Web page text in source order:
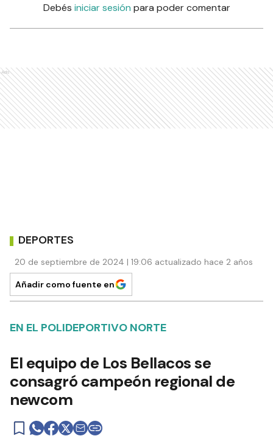
Debés iniciar sesión para poder comentar
Ads
DEPORTES
20 de septiembre de 2024 | 19:06 actualizado hace 2 años
Añadir como fuente en
EN EL POLIDEPORTIVO NORTE
El equipo de Los Bellacos se
consagró campeón regional de
newcom